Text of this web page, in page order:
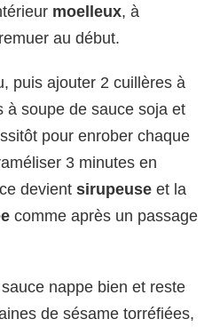
moelleux, à
au début.
puis ajouter 2 cuillères à
à soupe de sauce soja et
pour enrober chaque
3 minutes en
devient sirupeuse et la
comme après un passage
nappe bien et reste
de sésame torréfiées,